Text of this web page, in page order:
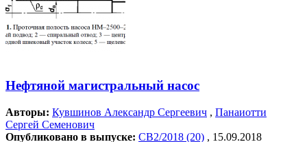
Нефтяной магистральный насос
Авторы: Кувшинов Александр Сергеевич , Панаиотти
Сергей Семенович
Опубликовано в выпуске: СВ2/2018 (20) , 15.09.2018